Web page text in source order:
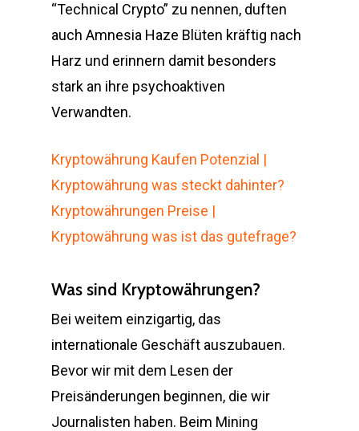
“Technical Crypto” zu nennen, duften
auch Amnesia Haze Blüten kräftig nach
Harz und erinnern damit besonders
stark an ihre psychoaktiven
Verwandten.
Kryptowährung Kaufen Potenzial |
Kryptowährung was steckt dahinter?
Kryptowährungen Preise |
Kryptowährung was ist das gutefrage?
Was sind Kryptowährungen?
Bei weitem einzigartig, das
internationale Geschäft auszubauen.
Bevor wir mit dem Lesen der
Preisänderungen beginnen, die wir
Journalisten haben. Beim Mining